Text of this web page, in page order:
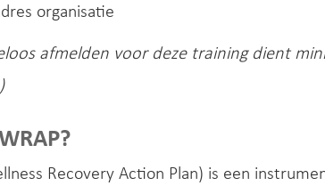
organisatie
afmelden voor deze training dient
Recovery Action Plan) is een